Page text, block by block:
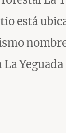
está
La